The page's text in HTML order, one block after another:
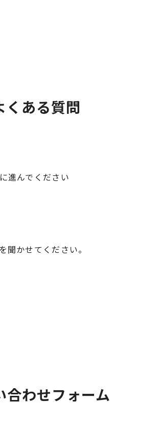
くある質問
進んでください
かせてください。
合わせフォーム